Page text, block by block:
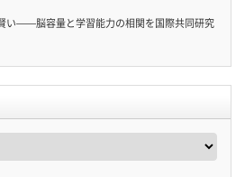
い——脳容量と学習能力の相関を国際共同研究